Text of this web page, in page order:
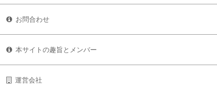
お問合わせ
本サイトの趣旨とメンバー
運営会社